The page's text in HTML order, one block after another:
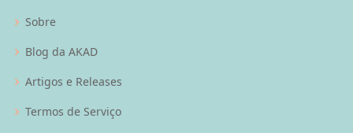
Sobre
Blog da AKAD
Artigos e Releases
Termos de Serviço